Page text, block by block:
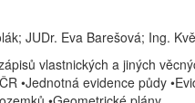
JUDr. Eva Barešová; Ing.
vlastnických a jiných
•Jednotná evidence půdy